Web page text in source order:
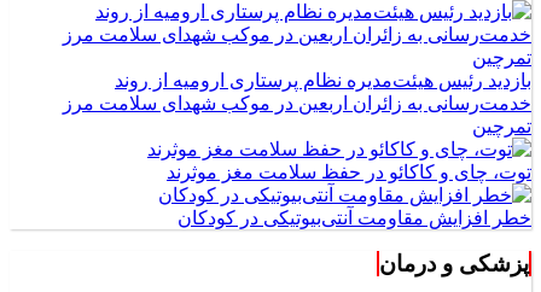
بازدید رئیس هیئت‌مدیره نظام پرستاری ارومیه از روند
خدمت‌رسانی به زائران اربعین در موکب شهدای سلامت مرز
تمرچین
توت، چای و کاکائو در حفظ سلامت مغز موثرند
خطر افزایش مقاومت آنتی‌بیوتیکی در کودکان
پزشکی و درمان